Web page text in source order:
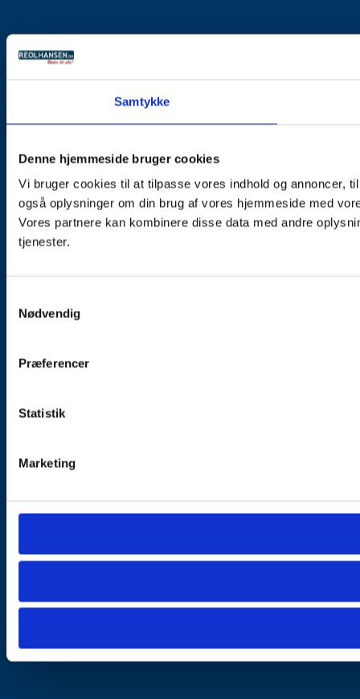
Samtykke
Denne hjemmeside bruger cookies
Vi bruger cookies til at tilpasse vores indhold og annoncer,
også oplysninger om din brug af vores hjemmeside med
Vores partnere kan kombinere disse data med andre
tjenester.
Nødvendig
Præferencer
Statistik
Marketing